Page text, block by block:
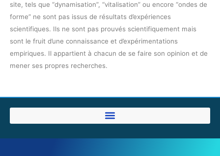
site, tels que “dynamisation”, “vitalisation” ou encore “ondes de
forme” ne sont pas issus de résultats d’expériences
scientifiques. Ils ne sont pas prouvés scientifiquement mais
sont le fruit d’une connaissance et d’expérimentations
empiriques. Il appartient à chacun de se faire son opinion et de
mener ses propres recherches.